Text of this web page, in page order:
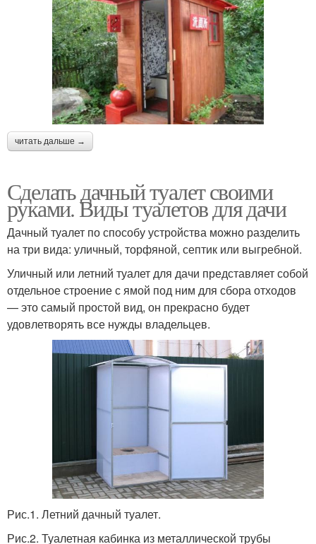
читать дальше →
Сделать дачный туалет своими
руками. Виды туалетов для дачи
Дачный туалет по способу устройства можно разделить
на три вида: уличный, торфяной, септик или выгребной.
Уличный или летний туалет для дачи представляет собой
отдельное строение с ямой под ним для сбора отходов
— это самый простой вид, он прекрасно будет
удовлетворять все нужды владельцев.
Рис.1. Летний дачный туалет.
Рис.2. Туалетная кабинка из металлической трубы